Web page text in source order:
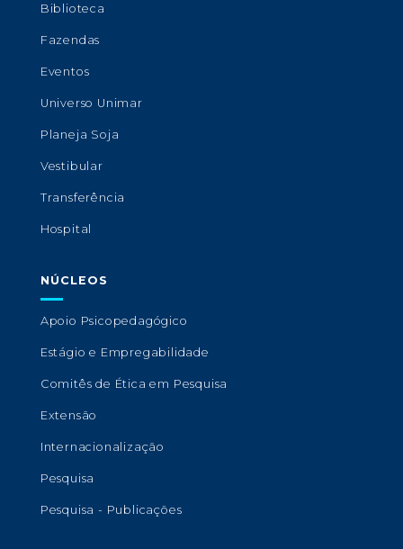
Biblioteca
Fazendas
Eventos
Universo Unimar
Planeja Soja
Vestibular
Transferência
Hospital
NÚCLEOS
Apoio Psicopedagógico
Estágio e Empregabilidade
Comitês de Ética em Pesquisa
Extensão
Internacionalização
Pesquisa
Pesquisa - Publicações